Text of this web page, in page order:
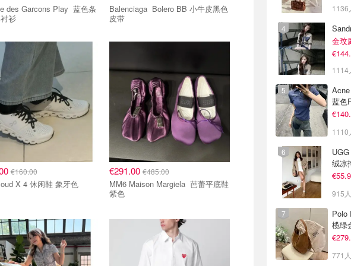
Garcons Play 蓝色条
衫
Balenciaga Bolero BB 小牛皮黑色
皮带
€160.00
Cloud X 4 休闲鞋 象牙色
€291.00 €485.00
MM6 Maison Margiela 芭蕾平底鞋
紫色
1136
1114
蓝色
1110
绒凉
915
Polo
榄绿
771